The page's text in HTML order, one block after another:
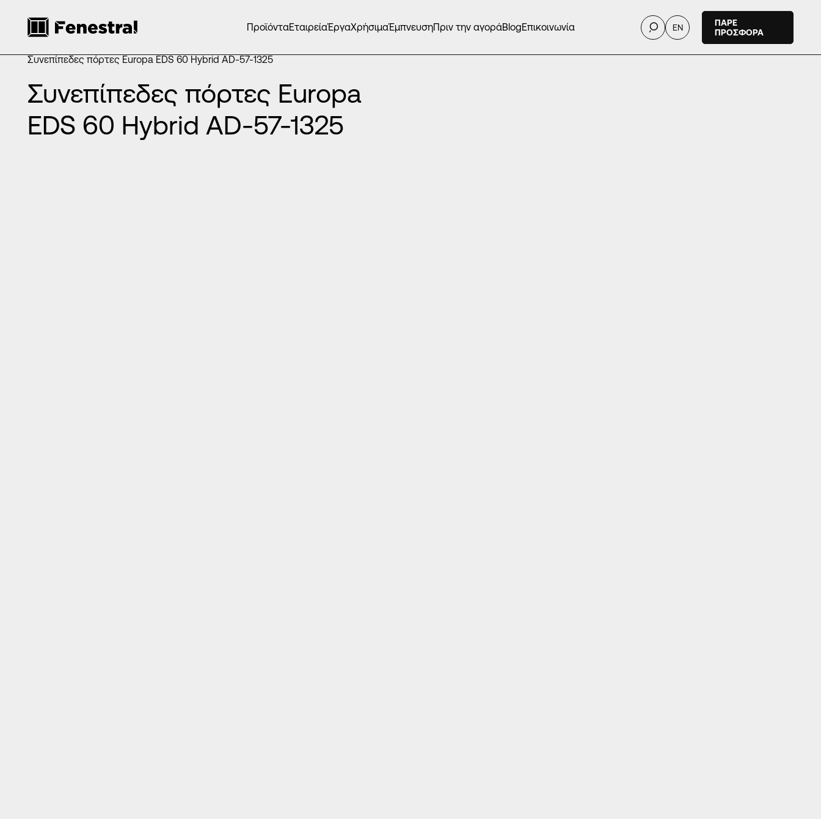
ΠροϊόνταΕταιρείαΈργαΧρήσιμαΈμπνευσηΠριν την αγοράBlogΕπικοινωνία EN
ΠΑΡΕ
ΠΡΟΣΦΟΡΑ
ΑΡΧΙΚΉ ΠΡΟΪΌΝΤΑ/ΠΌΡΤΕΣ ΕΙΣΌΔΟΥ ΑΛΟΥΜΙΝΊΟΥ
Συνεπίπεδες πόρτες Europa EDS 60 Hybrid AD-57-1325
Συνεπίπεδες πόρτες Europa
EDS 60 Hybrid AD-57-1325